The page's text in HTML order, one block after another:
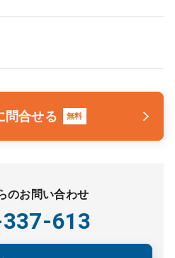
問合せる 無料
のお問い合わせ
613